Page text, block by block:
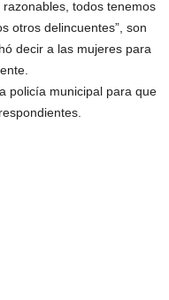
todos tenemos
otros delincuentes”, son
decir a las mujeres para
policía municipal para que